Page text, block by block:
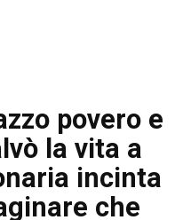
povero e
la vita a
incinta
che